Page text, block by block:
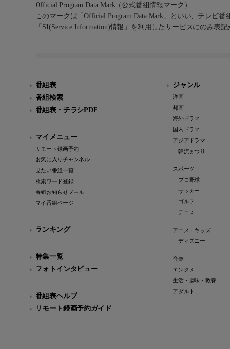
Official Program Data Mark（公式番組情報マーク）
このマークは「Official Program Data Mark」といい、テレビ番
「SI(Service Information)情報」を利用したサービスにのみ表
番組表
番組検索
番組表・チラシPDF
マイメニュー
リモート録画予約
お気に入りチャンネル
見たい番組一覧
検索ワード登録
番組お知らせメール
マイ番組ページ
ランキング
特集一覧
フォトインタビュー
番組表ヘルプ
リモート録画予約ガイド
ジャンル
洋画
邦画
海外ドラマ
国内ドラマ
アジアドラマ
韓流まつり
スポーツ
プロ野球
サッカー
ゴルフ
テニス
アニメ・キッズ
ディズニー
音楽
エンタメ
生活・趣味・教養
アダルト